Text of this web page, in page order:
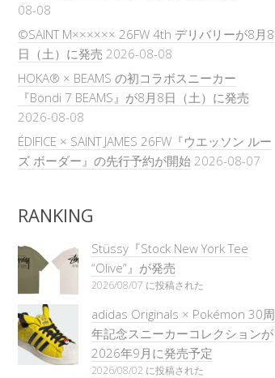
08-08
©SAINT M×××××× 26FW 4th デリバリーが8月8
日（土）に発売 2026-08-08
HOKA® × BEAMS の初コラボスニーカー
『Bondi 7 BEAMS』が8月8日（土）に発売
2026-08-08
ÉDIFICE × SAINT JAMES 26FW『ウエッソン ルー
ズ ボーダー』の先行予約が開始 2026-08-07
RANKING
Stüssy『Stock New York Tee
“Olive”』が発売
2026/08/07 に投稿された
adidas Originals × Pokémon 30周
年記念スニーカーコレクションが
2026年9月に発売予定
2026/08/02 に投稿された